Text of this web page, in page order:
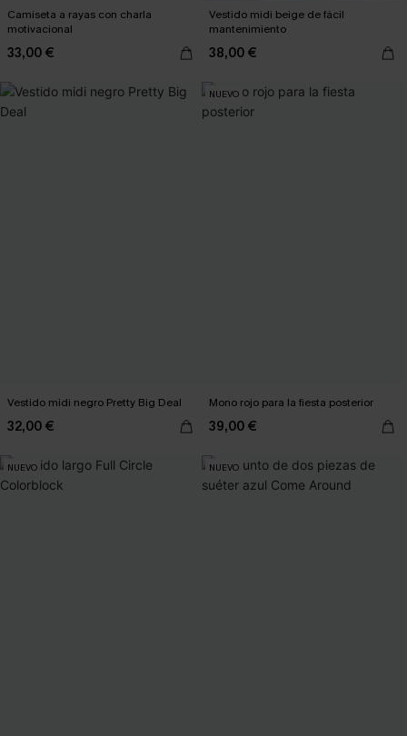
Camiseta a rayas con charla
motivacional
33,00 €
Vestido midi beige de fácil
mantenimiento
38,00 €
Vestido midi negro Pretty Big Deal
32,00 €
NUEVO
Mono rojo para la fiesta posterior
39,00 €
NUEVO NUEVO